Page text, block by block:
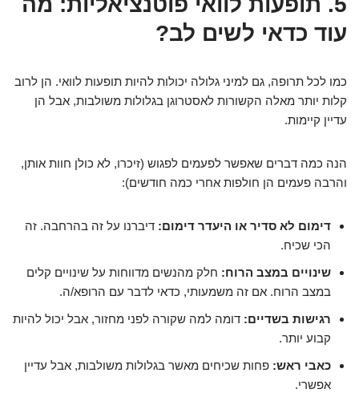
עוד כדאי לשים לב?
כמו לכל תרופה, גם למיני גלולה יכולות להיות תופעות לוואי. הן לרוב
קלות יותר מאלה הקשורות לאסטרוגן בגלולות משולבות, אבל הן
עדיין קיימות.
הנה כמה דברים שאפשר לפעמים לפגוש (זיכרו, לא כולן חוות אותן,
והרבה פעמים הן חולפות אחרי כמה חודשים):
דימום לא סדיר או היעדר דימום: דיברנו על זה בהרחבה. זה
הכי שכיח.
שינויים במצב הרוח: חלק מהנשים מדווחות על שינויים קלים
במצב הרוח. אם זה משמעותי, כדאי לדבר עם הרופא/ה.
רגישות בשדיים: דומה למה שקורה לפני מחזור, אבל יכול להיות
קבוע יותר.
כאבי ראש: פחות שכיחים מאשר בגלולות משולבות, אבל עדיין
אפשרי.